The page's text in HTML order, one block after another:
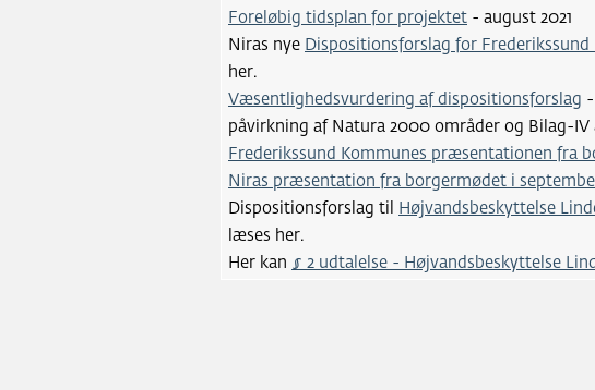
Foreløbig tidsplan for projektet - august 2021
Niras nye Dispositionsforslag for Frederikssund
her.
Væsentlighedsvurdering af dispositionsforslag
påvirkning af Natura 2000 områder og Bilag-IV
Frederikssund Kommunes præsentationen fra
Niras præsentation fra borgermødet i
Dispositionsforslag til
Højvandsbeskyttelse
læses her.
Her kan § 2 udtalelse - Højvandsbeskyttelse